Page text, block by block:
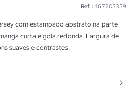
Ref. : 467205359
com estampado abstrato na parte
curta e gola redonda. Largura de
suaves e contrastes.